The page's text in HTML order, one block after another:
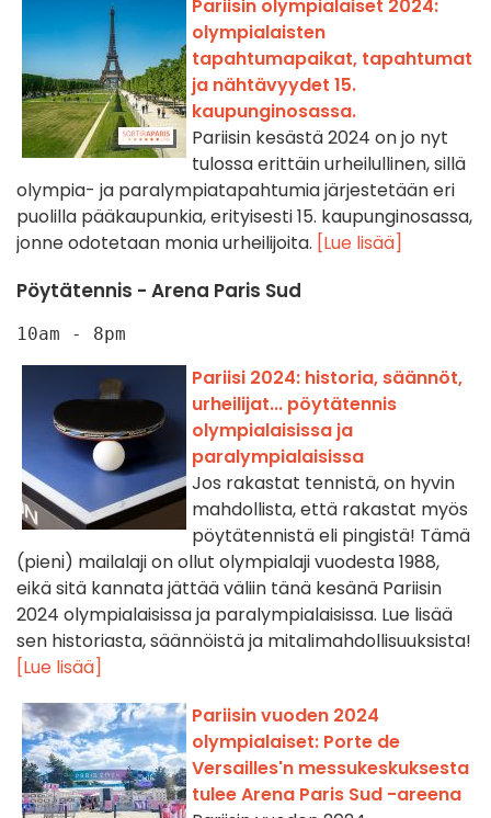
Pariisin olympialaiset 2024:
olympialaisten
tapahtumapaikat, tapahtumat
ja nähtävyydet 15.
kaupunginosassa.
Pariisin kesästä 2024 on jo nyt
tulossa erittäin urheilullinen, sillä
olympia- ja paralympiatapahtumia järjestetään eri
puolilla pääkaupunkia, erityisesti 15. kaupunginosassa,
jonne odotetaan monia urheilijoita. [Lue lisää]
Pöytätennis - Arena Paris Sud
10am - 8pm
Pariisi 2024: historia, säännöt,
urheilijat... pöytätennis
olympialaisissa ja
paralympialaisissa
Jos rakastat tennistä, on hyvin
mahdollista, että rakastat myös
pöytätennistä eli pingistä! Tämä
(pieni) mailalaji on ollut olympialaji vuodesta 1988,
eikä sitä kannata jättää väliin tänä kesänä Pariisin
2024 olympialaisissa ja paralympialaisissa. Lue lisää
sen historiasta, säännöistä ja mitalimahdollisuuksista!
[Lue lisää]
Pariisin vuoden 2024
olympialaiset: Porte de
Versailles'n messukeskuksesta
tulee Arena Paris Sud -areena